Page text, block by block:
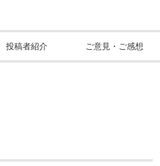
投稿者紹介 ご意見・ご感想